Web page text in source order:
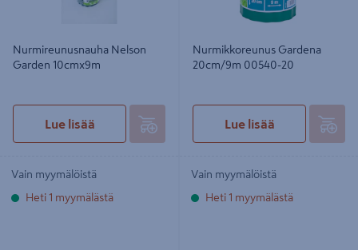
Nurmireunusnauha Nelson
Garden 10cmx9m
Lue lisää
Vain myymälöistä
Heti 1 myymälästä
Nurmikkoreunus Gardena
20cm/9m 00540-20
Lue lisää
Vain myymälöistä
Heti 1 myymälästä